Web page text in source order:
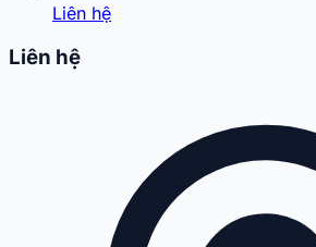
Liên hệ
Liên hệ